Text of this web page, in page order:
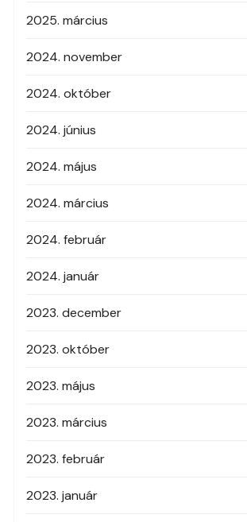
2025. március
2024. november
2024. október
2024. június
2024. május
2024. március
2024. február
2024. január
2023. december
2023. október
2023. május
2023. március
2023. február
2023. január